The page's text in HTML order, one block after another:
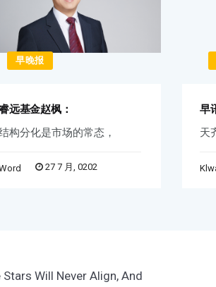
早晚报
远基金赵枫：
构分化是市场的常态，
27 7 月, 0202
早
天
Stars Will Never Align, And